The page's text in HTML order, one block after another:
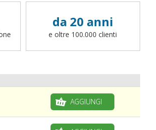
è realizzata con corda e
ad eccezione delle bandiere
da spiaggia, da barca e da
(cappio con corda, canotto, anelli,
da 20 anni
e oltre 100.000 clienti
AGGIUNGI